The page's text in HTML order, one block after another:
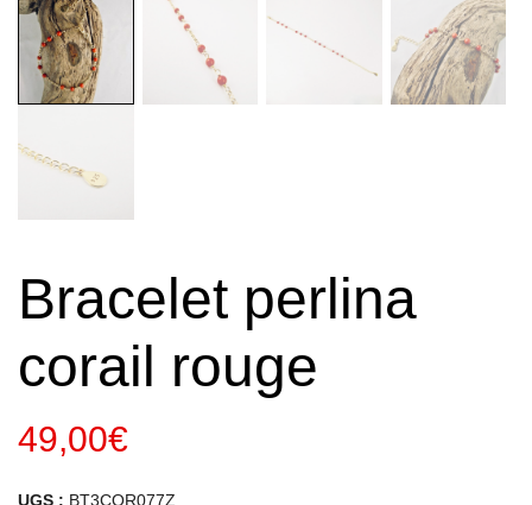
Bracelet perlina
corail rouge
49,00€
UGS : BT3COR077Z